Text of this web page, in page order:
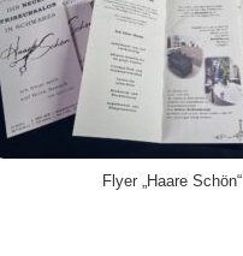
Flyer „Haare Schön“